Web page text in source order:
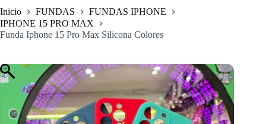
Inicio FUNDAS
FUNDAS IPHONE
IPHONE 15 PRO MAX
Funda Iphone 15 Pro Max Silicona Colores